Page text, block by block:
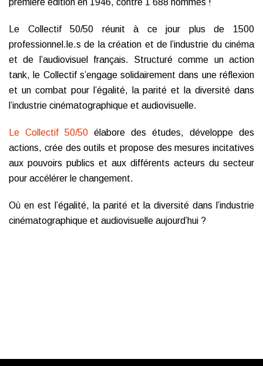
première édition en 1946, contre 1 688 hommes !
Le Collectif 50/50 réunit à ce jour plus de 1500
professionnel.le.s de la création et de l’industrie du cinéma
et de l’audiovisuel français. Structuré comme un action
tank, le Collectif s’engage solidairement dans une réflexion
et un combat pour l’égalité, la parité et la diversité dans
l’industrie cinématographique et audiovisuelle.
Le Collectif 50/50 élabore des études, développe des
actions, crée des outils et propose des mesures incitatives
aux pouvoirs publics et aux différents acteurs du secteur
pour accélérer le changement.
Où en est l’égalité, la parité et la diversité dans l’industrie
cinématographique et audiovisuelle aujourd’hui ?